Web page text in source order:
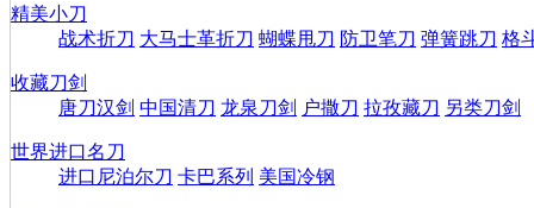
精美小刀
战术折刀 大马士革折刀 蝴蝶甩刀 防卫笔刀 弹簧跳刀 格
收藏刀剑
唐刀汉剑 中国清刀 龙泉刀剑 户撒刀 拉孜藏刀 另类刀剑
世界进口名刀
进口尼泊尔刀 卡巴系列 美国冷钢